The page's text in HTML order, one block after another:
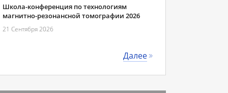
Школа-конференция по технологиям
магнитно-резонансной томографии 2026
21 Сентября 2026
Далее